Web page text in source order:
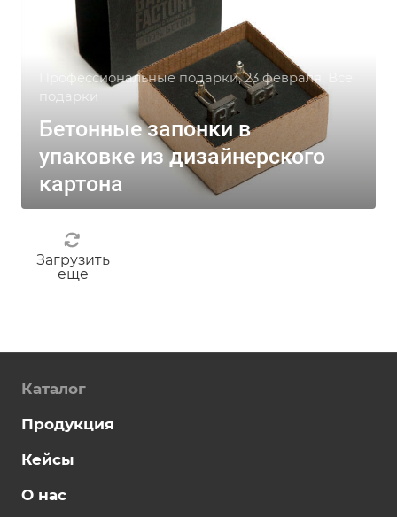
Профессиональные подарки, 23 февраля, Все
подарки
Бетонные запонки в
упаковке из дизайнерского
картона
Загрузить
еще
Каталог
Продукция
Кейсы
О нас